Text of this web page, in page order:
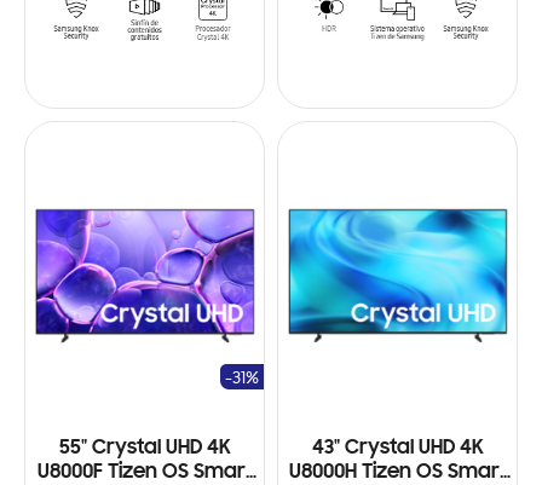
55" Crystal UHD 4K
U8000F Tizen OS Smart
-31%
43" Crystal UHD 4K
U8000H Tizen OS Smart